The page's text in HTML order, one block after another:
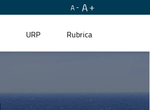
A A
URP Rubrica